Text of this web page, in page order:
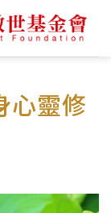
心靈修